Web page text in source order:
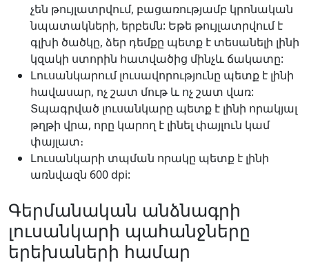
չեն թույլատրվում, բացառությամբ կրոնական
նպատակների, երբեմն: Եթե թույլատրվում է
գլխի ծածկը, ձեր դեմքը պետք է տեսանելի լինի
կզակի ստորին հատվածից մինչև ճակատը:
Լուսանկարում լուսավորությունը պետք է լինի
հավասար, ոչ շատ մութ և ոչ շատ վառ:
Տպագրված լուսանկարը պետք է լինի որակյալ
թղթի վրա, որը կարող է լինել փայլուն կամ
փայլատ։
Լուսանկարի տպման որակը պետք է լինի
առնվազն 600 dpi:
Գերմանական անձնագրի
լուսանկարի պահանջները
երեխաների համար